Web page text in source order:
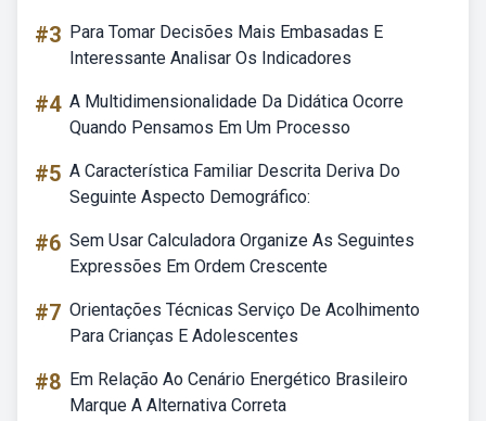
#3 Para Tomar Decisões Mais Embasadas E
Interessante Analisar Os Indicadores
#4 A Multidimensionalidade Da Didática Ocorre
Quando Pensamos Em Um Processo
#5 A Característica Familiar Descrita Deriva Do
Seguinte Aspecto Demográfico:
#6 Sem Usar Calculadora Organize As Seguintes
Expressões Em Ordem Crescente
#7 Orientações Técnicas Serviço De Acolhimento
Para Crianças E Adolescentes
#8 Em Relação Ao Cenário Energético Brasileiro
Marque A Alternativa Correta